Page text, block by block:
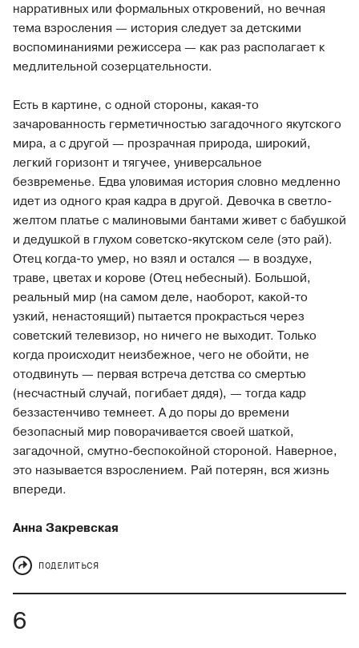
нарративных или формальных откровений, но вечная
тема взросления — история следует за детскими
воспоминаниями режиссера — как раз располагает к
медлительной созерцательности.
Есть в картине, с одной стороны, какая-то
зачарованность герметичностью загадочного якутского
мира, а с другой — прозрачная природа, широкий,
легкий горизонт и тягучее, универсальное
безвременье. Едва уловимая история словно медленно
идет из одного края кадра в другой. Девочка в светло-
желтом платье с малиновыми бантами живет с бабушкой
и дедушкой в глухом советско-якутском селе (это рай).
Отец когда-то умер, но взял и остался — в воздухе,
траве, цветах и корове (Отец небесный). Большой,
реальный мир (на самом деле, наоборот, какой-то
узкий, ненастоящий) пытается прокрасться через
советский телевизор, но ничего не выходит. Только
когда происходит неизбежное, чего не обойти, не
отодвинуть — первая встреча детства со смертью
(несчастный случай, погибает дядя), — тогда кадр
беззастенчиво темнеет. А до поры до времени
безопасный мир поворачивается своей шаткой,
загадочной, смутно-беспокойной стороной. Наверное,
это называется взрослением. Рай потерян, вся жизнь
впереди.
Анна Закревская
ПОДЕЛИТЬСЯ